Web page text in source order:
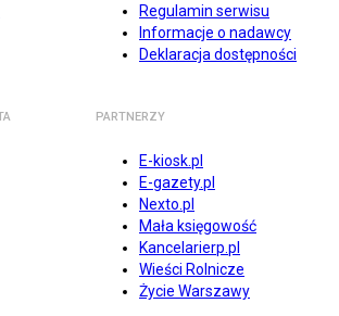
Regulamin serwisu
Informacje o nadawcy
Deklaracja dostępności
PARTNERZY
E-kiosk.pl
E-gazety.pl
Nexto.pl
Mała księgowość
Kancelarierp.pl
Wieści Rolnicze
Życie Warszawy